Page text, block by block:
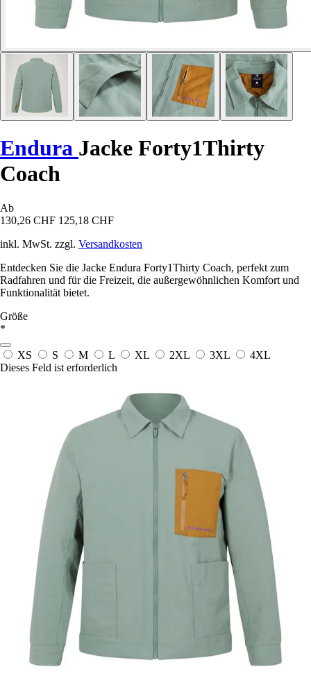
Endura Jacke Forty1Thirty
Coach
Ab
130,26 CHF 125,18 CHF
inkl. MwSt. zzgl. Versandkosten
Entdecken Sie die Jacke Endura Forty1Thirty Coach, perfekt zum
Radfahren und für die Freizeit, die außergewöhnlichen Komfort und
Funktionalität bietet.
Größe
*
XS S M L XL 2XL 3XL
4XL
Dieses Feld ist erforderlich